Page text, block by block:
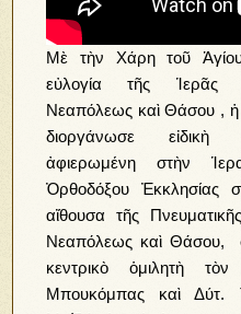
Μὲ τὴν Χάρη τοῦ
εὐλογία τῆς Ἱερᾶς
Νεαπόλεως καὶ
διοργάνωσε εἰδικὴ
ἀφιερωμένη στὴν
Ὀρθοδόξου Ἐκκλησίας
αἴθουσα τῆς
Νεαπόλεως καὶ Θάσου,
κεντρικὸ ὁμιλητὴ
Μπουκόμπας καὶ Δύτ.